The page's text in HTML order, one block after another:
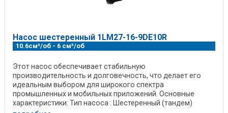
Насос шестеренный 1LM27-16-9DE10R
10.6см³/об - 6 см³/об
Этот насос обеспечивает стабильную
производительность и долговечность, что делает его
идеальным выбором для широкого спектра
промышленных и мобильных приложений. Основные
характеристики: Тип насоса : Шестеренный (тандем)